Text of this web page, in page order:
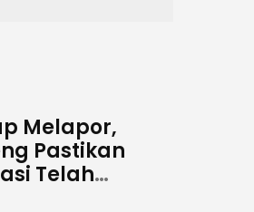
Melapor,
Pastikan
Telah